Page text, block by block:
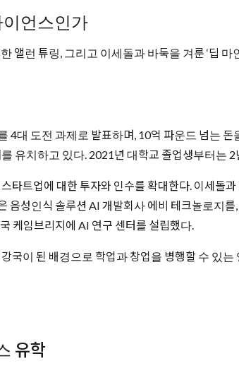
이언스인가
앨런 튜링, 그리고 이세돌과 바둑을 겨룬 ‘딥
4대 도전 과제로 발표하며, 10억 파운드 넘는
유치하고 있다. 2021년 대학교 졸업생부터는
타트업에 대한 투자와 인수를 확대한다. 이세돌
음성인식 솔루션 AI 개발회사 에비 테크놀로지
케임브리지에 AI 연구 센터를 설립했다.
국이 된 배경으로 학업과 창업을 병행할 수 있
유학